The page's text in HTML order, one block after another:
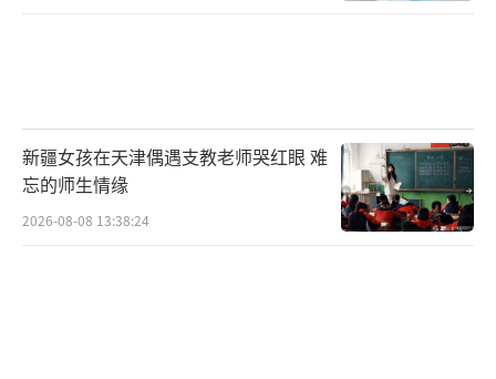
新疆女孩在天津偶遇支教老师哭红眼 难
忘的师生情缘
2026-08-08 13:38:24